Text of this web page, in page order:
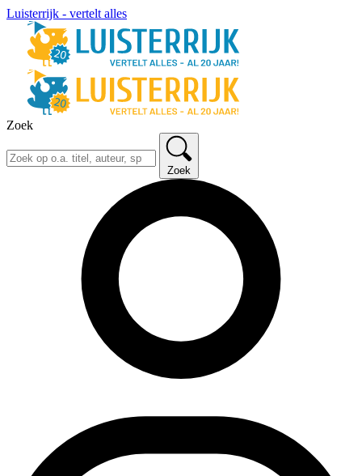
Luisterrijk - vertelt alles
Zoek
Zoek